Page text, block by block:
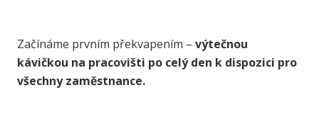
Začínáme prvním překvapením – výtečnou
kávičkou na pracovišti po celý den k dispozici pro
všechny zaměstnance.